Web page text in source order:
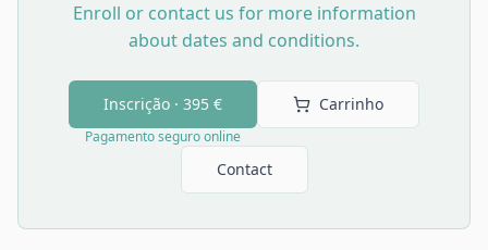
Enroll or contact us for more information
about dates and conditions.
Inscrição · 395 €
Pagamento seguro online
Carrinho
Contact